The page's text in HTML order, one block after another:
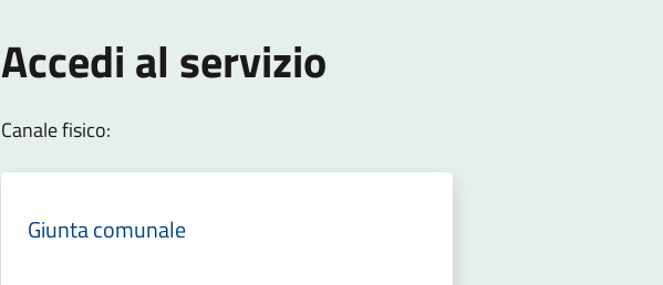
Accedi al servizio
Canale fisico:
Giunta comunale